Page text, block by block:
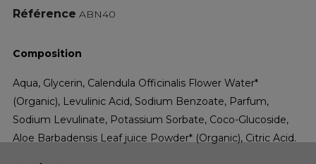
Référence ABN40
Composition
Aqua, Glycerin, Calendula Officinalis Flower Water*
(Organic), Levulinic Acid, Sodium Benzoate, Parfum,
Sodium Levulinate, Potassium Sorbate, Coco-Glucoside,
Aloe Barbadensis Leaf juice Powder* (Organic), Citric Acid.